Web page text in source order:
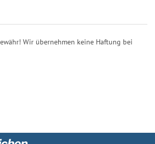
Wir übernehmen keine Haftung bei